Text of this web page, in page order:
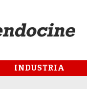
INDUSTRIA